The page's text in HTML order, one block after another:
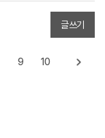
글쓰기
9 10